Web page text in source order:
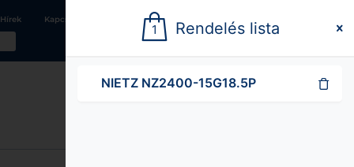
Hírek Kapcsolat
24 órás
kiszállítás
1 Rendelés lista
NIETZ NZ2400-15G18.5P